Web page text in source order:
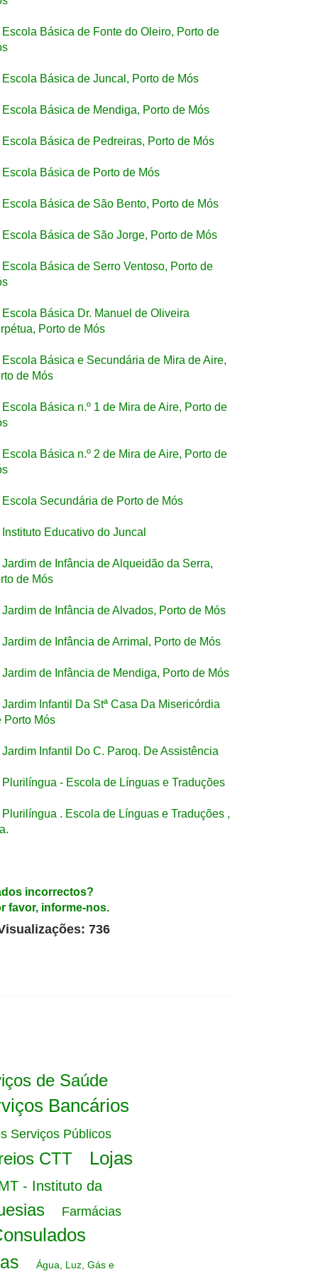
Escola Básica de Fonte do Oleiro, Porto de
Escola Básica de Juncal, Porto de Mós
Escola Básica de Mendiga, Porto de Mós
Escola Básica de Pedreiras, Porto de Mós
Escola Básica de Porto de Mós
Escola Básica de São Bento, Porto de Mós
Escola Básica de São Jorge, Porto de Mós
Escola Básica de Serro Ventoso, Porto de
Escola Básica Dr. Manuel de Oliveira
Porto de Mós
Escola Básica e Secundária de Mira de Aire,
de Mós
Escola Básica n.º 1 de Mira de Aire, Porto de
Escola Básica n.º 2 de Mira de Aire, Porto de
Escola Secundária de Porto de Mós
Instituto Educativo do Juncal
Jardim de Infância de Alqueidão da Serra,
de Mós
Jardim de Infância de Alvados, Porto de Mós
Jardim de Infância de Arrimal, Porto de Mós
Jardim de Infância de Mendiga, Porto de Mós
Jardim Infantil Da Stª Casa Da Misericórdia
Porto Mós
Jardim Infantil Do C. Paroq. De Assistência
Plurilíngua - Escola de Línguas e Traduções
Plurilíngua . Escola de Línguas e Traduções ,
incorrectos?
favor, informe-nos.
736
de Saúde
Bancários
Serviços Públicos
CTT Lojas
- Instituto da
Farmácias
Água, Luz, Gás e